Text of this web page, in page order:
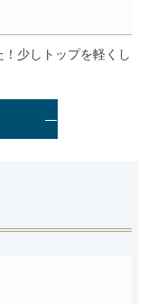
少しトップを軽くし